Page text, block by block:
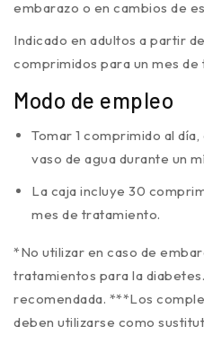
embarazo o en cambios de
Indicado en adultos a partir
comprimidos para un mes de
Modo de empleo
Tomar 1 comprimido al
vaso de agua durante un
La caja incluye 30
mes de tratamiento.
*No utilizar en caso de
tratamientos para la
recomendada. ***Los
deben utilizarse como